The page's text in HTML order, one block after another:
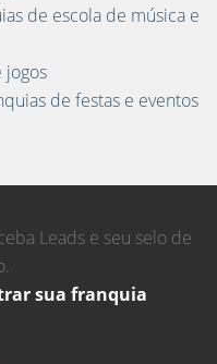
de escola de música e
jogos
de festas e eventos
Leads e seu selo de
sua franquia